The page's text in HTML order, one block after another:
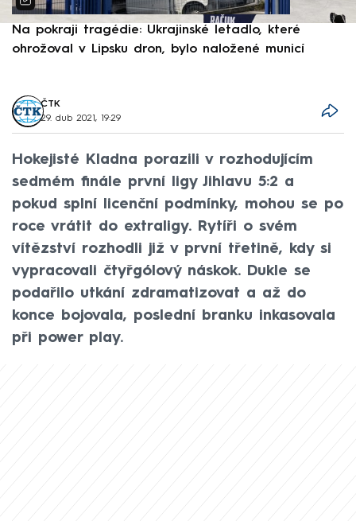
Na pokraji tragédie: Ukrajinské letadlo, které
ohrožoval v Lipsku dron, bylo naložené municí
ČTK
29. dub 2021, 19:29
Hokejisté Kladna porazili v rozhodujícím
sedmém finále první ligy Jihlavu 5:2 a
pokud splní licenční podmínky, mohou se po
roce vrátit do extraligy. Rytíři o svém
vítězství rozhodli již v první třetině, kdy si
vypracovali čtyřgólový náskok. Dukle se
podařilo utkání zdramatizovat a až do
konce bojovala, poslední branku inkasovala
při power play.